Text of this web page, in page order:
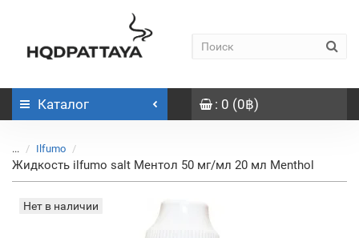
Каталог : 0 (0฿)
... Ilfumo
Жидкость ilfumo salt Ментол 50 мг/мл 20 мл Menthol
Нет в наличии